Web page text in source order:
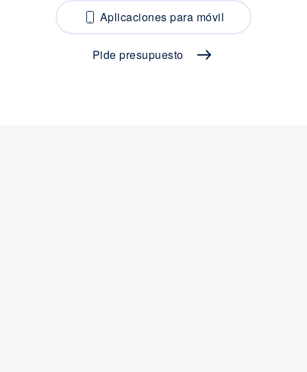
Aplicaciones para móvil
Pide presupuesto